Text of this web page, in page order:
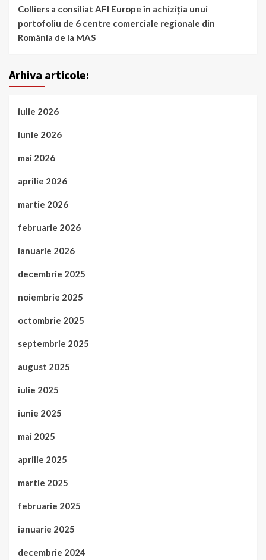
Colliers a consiliat AFI Europe în achiziția unui
portofoliu de 6 centre comerciale regionale din
România de la MAS
Arhiva articole:
iulie 2026
iunie 2026
mai 2026
aprilie 2026
martie 2026
februarie 2026
ianuarie 2026
decembrie 2025
noiembrie 2025
octombrie 2025
septembrie 2025
august 2025
iulie 2025
iunie 2025
mai 2025
aprilie 2025
martie 2025
februarie 2025
ianuarie 2025
decembrie 2024